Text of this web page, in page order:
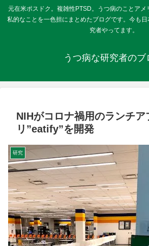
元在米ポスドク。複雑性PTSD。うつ病のことアメ
私的なことを一色担にまとめたブログです。今も
究者やってます。
うつ病な研究者のブ
NIHがコロナ禍用のランチア
リ”eatify”を開発
研究